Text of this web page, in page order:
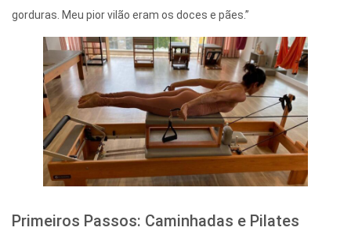
gorduras. Meu pior vilão eram os doces e pães.”
Primeiros Passos: Caminhadas e Pilates